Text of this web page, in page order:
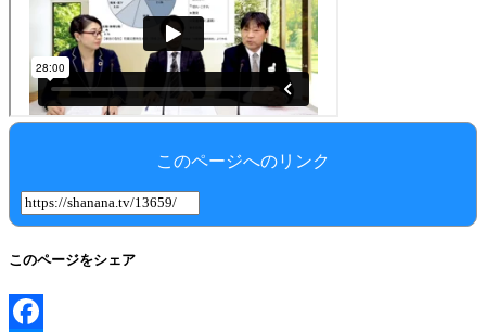
このページへのリンク
このページをシェア